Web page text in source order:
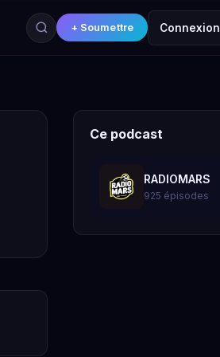
+ Soumettre Connexion
Ce podcast
RADIOMARS
925 épisodes